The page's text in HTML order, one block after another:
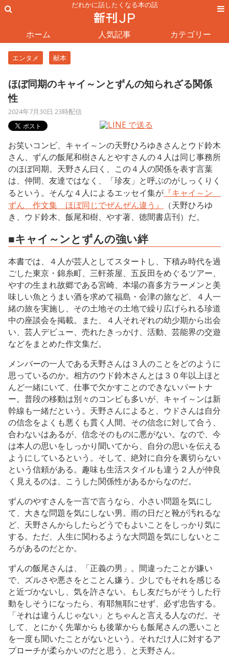
だれかに話したくなる本の話
ホーム 人気記事 カテゴリー
エンタメ 献本
ほぼ同期のキャイ～ンとずんの知られざる関係
性
2024年7月30日 23時配信
お笑いコンビ、キャイ～ンの天野ひろゆきさんとウド鈴木
さん、ずんの飯尾和樹さんとやすさんの４人は同じ事務所
のほぼ同期。天野さん曰く、この４人の関係を表す言葉
は、仲間、友達ではなく、「珍友」と呼ぶのがしっくりく
るという。そんな４人によるエッセイ集が 『キャイ～ン
ずん 作文集 ほぼ同じでぜんぜん違う』
（天野ひろゆ
き、ウド鈴木、飯尾和樹、やす著、徳間書店刊）だ。
■キャイ～ンとずんの強い絆
本書では、４人が芸人としてスタートし、下積み時代を過
ごした東京・錦糸町、三軒茶屋、五反田をめぐるツアー、
やすの生まれ故郷である宮崎、本場の喜多方ラーメンと美
味しい魚とうまい酒を求めて福島・会津の旅など、４人一
緒の旅を実施し、その土地その土地で繰り広げられる珍道
中の座談会を掲載。また、４人それぞれの幼少期から出会
い、芸人デビュー、売れたきっかけ、活動、芸能界の交遊
などをまとめた作文集だ。
メンバーの一人である天野さんは３人のことをどのように
思っているのか。相方のウド鈴木さんとは３０年以上ほと
んど一緒にいて、仕事で欠かすことのできないパートナ
ー。普段の移動は別々のコンビも多いが、キャイ～ンは新
幹線も一緒だという。天野さんによると、ウドさんは自分
の信念をよくも悪くも貫く人間。その信念に対して合う、
合わないはあるが、信念そのものに悪がない。なので、今
は本人の思いをしっかり聞いてから、自分の思いを伝える
ようにしているという。そして、絶対に自分を裏切らない
という信頼がある。趣味も生活スタイルも違う２人が仲良
く見えるのは、こうした関係性があるからなのだ。
ずんのやすさんを一言で言うなら、小さい問題を気にし
て、大きな問題を気にしない男。雨の日だと靴が汚れるな
ど、天野さんからしたらどうでもよいことをしっかり気に
する。ただ、人生に関わるような大問題を気にしないとこ
ろがあるのだとか。
ずんの飯尾さんは、「正義の男」。間違ったことが嫌い
で、ズルさや悪さをとことん嫌う。少しでもそれを感じる
と近づかないし、気を許さない。もし友だちがそうした行
動をしそうになったら、有耶無耶にせず、必ず忠告する。
「それは違うんじゃない」とちゃんと言える人なのだ。そ
して、とにかく先輩からも後輩からも飯尾さんの悪いこと
を一度も聞いたことがないという。それだけ人に対するア
プローチが柔らかいのだと思う、と天野さん。